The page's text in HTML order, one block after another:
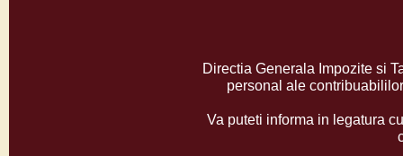
Directia Generala Impozite si
personal ale
Va puteti informa in legatura